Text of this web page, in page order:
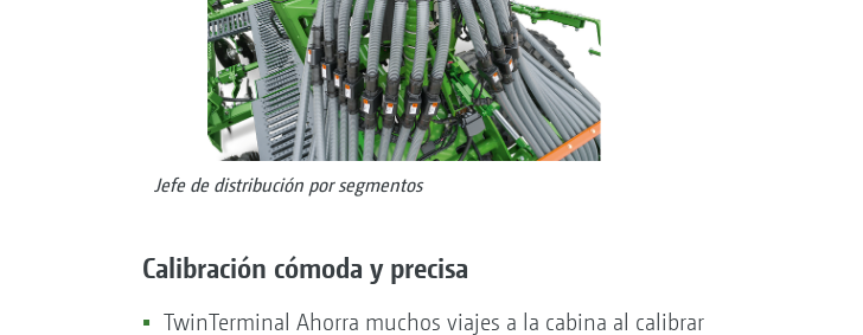
Jefe de distribución por segmentos
Calibración cómoda y precisa
TwinTerminal Ahorra muchos viajes a la cabina al calibrar